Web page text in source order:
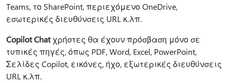
Teams, το SharePoint, περιεχόμενο OneDrive,
εσωτερικές διευθύνσεις URL κ.λπ.
Copilot Chatχρήστες θα έχουν πρόσβαση μόνο σε
τυπικές πηγές, όπως PDF, Word, Excel, PowerPoint,
Σελίδες Copilot, εικόνες, ήχο, εξωτερικές διευθύνσεις
URL κ.λπ.